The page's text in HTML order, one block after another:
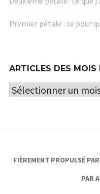
Premier pétale : ce pour
ARTICLES DES MOIS
Articles
FIÈREMENT PROPULSÉ
PAR